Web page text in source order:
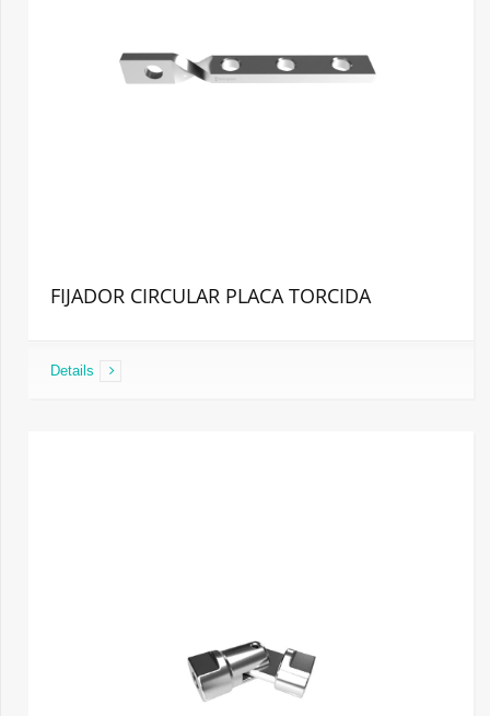
FIJADOR CIRCULAR PLACA TORCIDA
Details